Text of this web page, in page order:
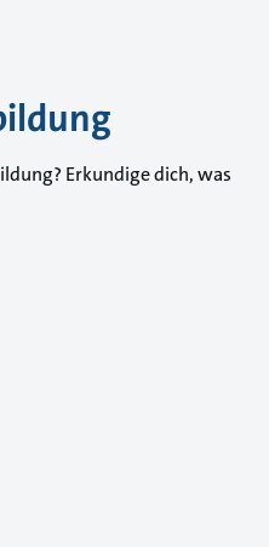
Erkundige dich, was